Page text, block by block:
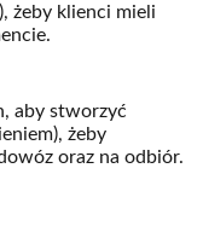
żeby klienci mieli
aby stworzyć
żeby
oraz na odbiór.